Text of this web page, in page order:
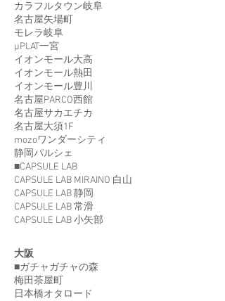
カラフルタウン岐阜
名古屋矢場町
モレラ岐阜
μPLAT一宮
イオンモール大高
イオンモール熱田
イオンモール豊川
名古屋PARCO西館
名古屋サカエチカ
名古屋大須1F
mozoワンダーシティ
静岡パルシェ
■CAPSULE LAB
CAPSULE LAB MIRAINO 白山
CAPSULE LAB 静岡
CAPSULE LAB 常滑
CAPSULE LAB 小矢部
大阪
■ガチャガチャの森
梅田茶屋町
日本橋オタロード